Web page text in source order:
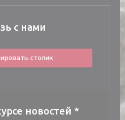
с нами
столик
новостей *